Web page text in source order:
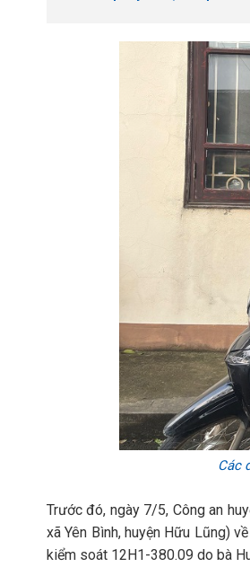
Các
Trước đó, ngày 7/5, Công an
xã Yên Bình, huyện Hữu Lũng)
kiểm soát 12H1-380.09 do bà